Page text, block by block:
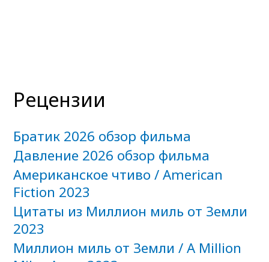
Рецензии
Братик 2026 обзор фильма
Давление 2026 обзор фильма
Американское чтиво / American
Fiction 2023
Цитаты из Миллион миль от Земли
2023
Миллион миль от Земли / A Million